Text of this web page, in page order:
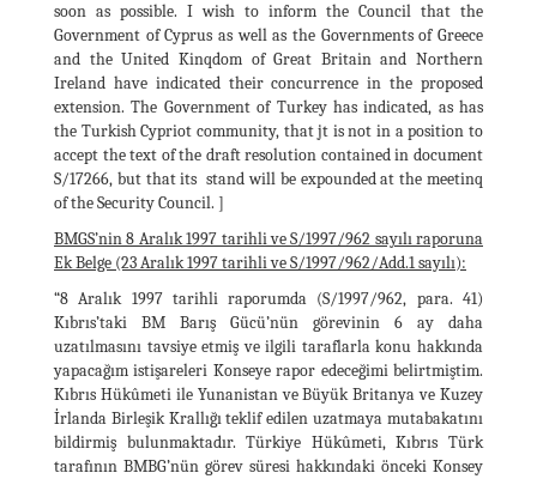
soon as possible. I wish to inform the Council that the
Government of Cyprus as well as the Governments of Greece
and the United Kinqdom of Great Britain and Northern
Ireland have indicated their concurrence in the proposed
extension. The Government of Turkey has indicated, as has
the Turkish Cypriot community, that jt is not in a position to
accept the text of the draft resolution contained in document
S/17266, but that its stand will be expounded at the meetinq
of the Security Council. ]
BMGS’nin 8 Aralık 1997 tarihli ve S/1997/962 sayılı raporuna
Ek Belge (23 Aralık 1997 tarihli ve S/1997/962/Add.1 sayılı):
“8 Aralık 1997 tarihli raporumda (S/1997/962, para. 41)
Kıbrıs’taki BM Barış Gücü’nün görevinin 6 ay daha
uzatılmasını tavsiye etmiş ve ilgili taraflarla konu hakkında
yapacağım istişareleri Konseye rapor edeceğimi belirtmiştim.
Kıbrıs Hükûmeti ile Yunanistan ve Büyük Britanya ve Kuzey
İrlanda Birleşik Krallığı teklif edilen uzatmaya mutabakatını
bildirmiş bulunmaktadır. Türkiye Hükûmeti, Kıbrıs Türk
tarafının BMBG’nün görev süresi hakkındaki önceki Konsey